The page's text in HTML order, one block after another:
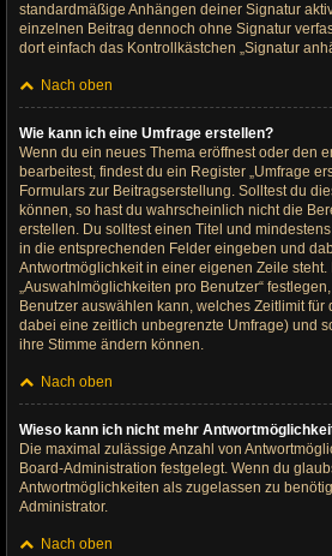
standardmäßige Anhängen deiner Signatur
einzelnen Beitrag dennoch ohne Signatur
dort einfach das Kontrollkästchen „Signatur
Nach oben
Wie kann ich eine Umfrage erstellen?
Wenn du ein neues Thema eröffnest oder den
bearbeitest, findest du ein Register „Umfrage
Formulars zur Beitragserstellung. Solltest du
können, so hast du wahrscheinlich nicht die
erstellen. Du solltest einen Titel und
in die entsprechenden Felder eingeben und
Antwortmöglichkeit in einer eigenen Zeile
„Auswahlmöglichkeiten pro Benutzer“
Benutzer auswählen kann, welches Zeitlimit
dabei eine zeitlich unbegrenzte Umfrage) und
ihre Stimme ändern können.
Nach oben
Wieso kann ich nicht mehr
Die maximal zulässige Anzahl von
Board-Administration festgelegt. Wenn du
Antwortmöglichkeiten als zugelassen zu
Administrator.
Nach oben